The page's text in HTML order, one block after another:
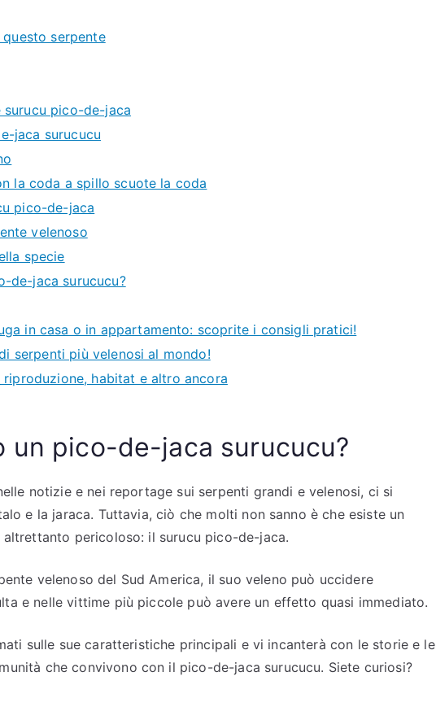
serpente
surucu pico-de-jaca
jaca surucucu
la coda a spillo scuote la coda
pico-de-jaca
velenoso
specie
de-jaca surucucu?
in casa o in appartamento: scoprite i consigli pratici!
serpenti più velenosi al mondo!
riproduzione, habitat e altro ancora
un pico-de-jaca surucucu?
notizie e nei reportage sui serpenti grandi e velenosi, ci si
e la jaraca. Tuttavia, ciò che molti non sanno è che esiste un
pericoloso: il surucu pico-de-jaca.
velenoso del Sud America, il suo veleno può uccidere
e nelle vittime più piccole può avere un effetto quasi immediato.
sulle sue caratteristiche principali e vi incanterà con le storie e le
che convivono con il pico-de-jaca surucucu. Siete curiosi?